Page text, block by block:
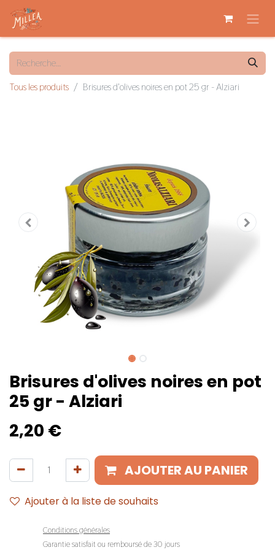
Tous les produits Brisures d'olives noires en pot 25 gr - Alziari
Brisures d'olives noires en pot
25 gr - Alziari
2,20 €
AJOUTER AU PANIER
Ajouter à la liste de souhaits
Conditions générales
Garantie satisfait ou remboursé de 30 jours